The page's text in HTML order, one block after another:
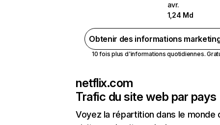
avr.
1,24 Md
Obtenir des informations
10 fois plus d'informations quotidiennes.
netflix.com
Trafic du site web par pays
Voyez la répartition dans le monde